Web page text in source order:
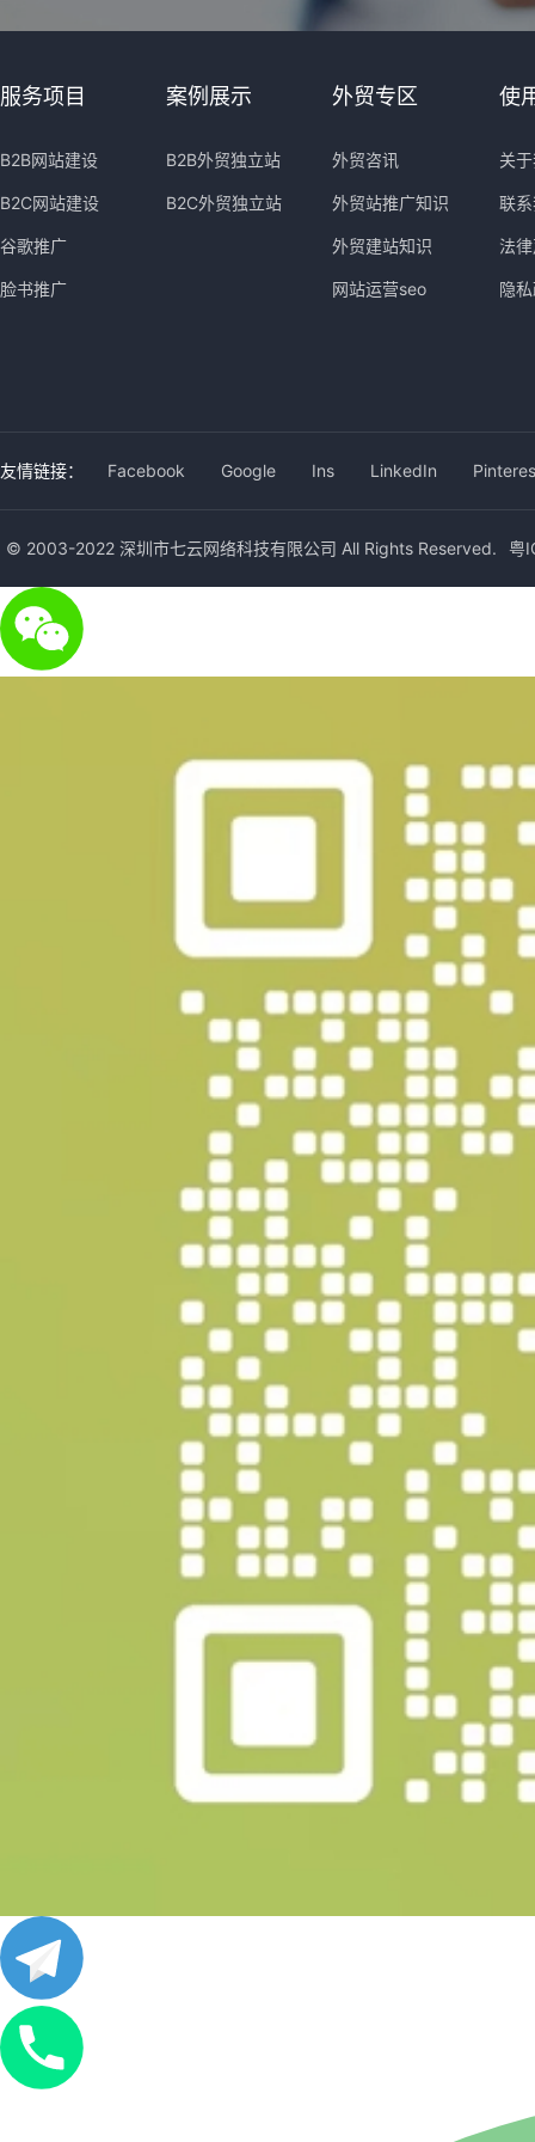
服务项目
B2B网站建设
B2C网站建设
谷歌推广
脸书推广
案例展示
B2B外贸独立站
B2C外贸独立站
外贸专区
外贸咨讯
外贸站推广知识
外贸建站知识
网站运营seo
使
关
联
法
隐
友情链接： Facebook Google Ins LinkedIn
© 2003-2022 深圳市七云网络科技有限公司 All Rights Reserved. 粤